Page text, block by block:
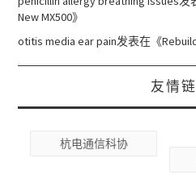
New MX500》
otitis media ear pain发表在《
友情
杭电通信科协